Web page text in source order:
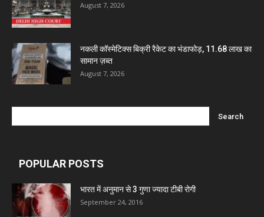
Marxx Pharma
Mcneil & Argus Pharmaceuticals Limited
Admac Group Companies
August 7, 2026
नकली कॉस्मेटिक्स बिक्री रैकेट का भंडाफोड़, 11.68 लाख का
सामान ज़ब्त
August 7, 2026
POPULAR POSTS
भारत में अनुमान से 3 गुणा ज्यादा टीबी रोगी
September 24, 2016